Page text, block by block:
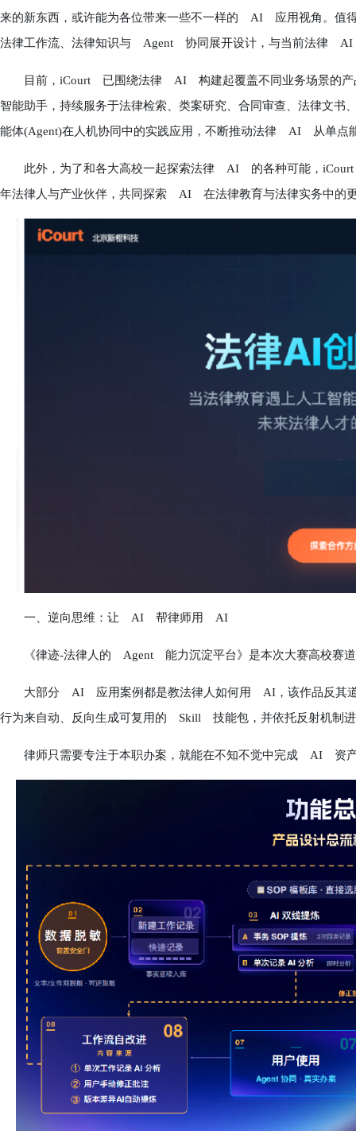
来的新东西，或许能为各位带来一些不一样的 AI 应用视角。值
法律工作流、法律知识与 Agent 协同展开设计，与当前法律
目前，iCourt 已围绕法律 AI 构建起覆盖不同业务场景的
智能助手，持续服务于法律检索、类案研究、合同审查、法律文
能体(Agent)在人机协同中的实践应用，不断推动法律 AI 从单点
此外，为了和各大高校一起探索法律 AI 的各种可能，
年法律人与产业伙伴，共同探索 AI 在法律教育与法律实务中的
一、逆向思维：让 AI 帮律师用 AI
《律迹-法律人的 Agent 能力沉淀平台》是本次大赛高校赛道
大部分 AI 应用案例都是教法律人如何用 AI，该作品反其道
行为来自动、反向生成可复用的 Skill 技能包，并依托反射机制
律师只需要专注于本职办案，就能在不知不觉中完成 AI 资产